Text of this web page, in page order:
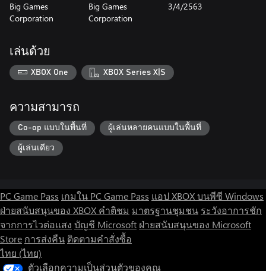
Big Games
Corporation
Big Games
Corporation
3/4/2563
เล่นด้วย
XBOX One XBOX Series X|S
ความสามารถ
Co-op แบบในพื้นที่ ผู้เล่นหลายคนแบบในพื้นที่
ผู้เล่นเดียว
PC Game Pass เกมใน PC Game Pass แอป XBOX บนพีซี Windows
ฝ่ายสนับสนุนของ XBOX คำติชม มาตรฐานชุมชน ระวังอาการชัก
จากการไวต่อแสง บัญชี Microsoft ฝ่ายสนับสนุนของ Microsoft
Store การส่งคืน ติดตามคำสั่งซื้อ
ไทย (ไทย)
ตัวเลือกความเป็นส่วนตัวของคุณ